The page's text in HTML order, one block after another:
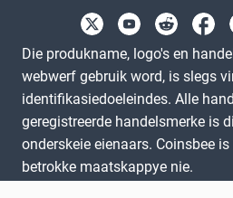
Die produkname, logo's en
webwerf gebruik word, is slegs
identifikasiedoeleindes. Alle
geregistreerde handelsmerke is
onderskeie eienaars. Coinsbee
betrokke maatskappye nie.